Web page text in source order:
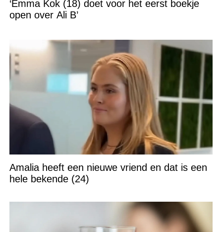
‘Emma Kok (18) doet voor het eerst boekje
open over Ali B’
Amalia heeft een nieuwe vriend en dat is een
hele bekende (24)